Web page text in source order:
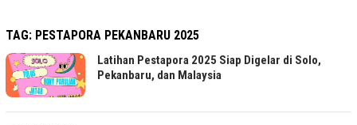
TAG: PESTAPORA PEKANBARU 2025
Latihan Pestapora 2025 Siap Digelar di Solo,
Pekanbaru, dan Malaysia